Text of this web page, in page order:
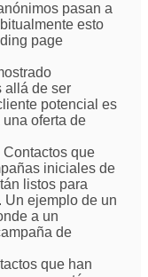
pasan a
esto
page
allá de ser
potencial es
oferta de
Contactos que
iniciales de
listos para
Un ejemplo de un
a un
de
que han